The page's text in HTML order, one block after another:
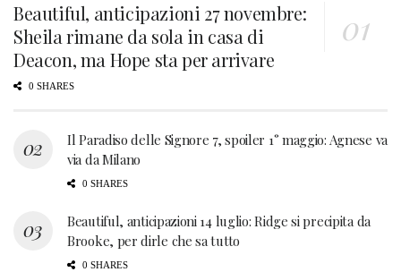
Beautiful, anticipazioni 27 novembre:
Sheila rimane da sola in casa di
Deacon, ma Hope sta per arrivare
0 SHARES
Il Paradiso delle Signore 7, spoiler 1° maggio: Agnese va
via da Milano
0 SHARES
Beautiful, anticipazioni 14 luglio: Ridge si precipita da
Brooke, per dirle che sa tutto
0 SHARES